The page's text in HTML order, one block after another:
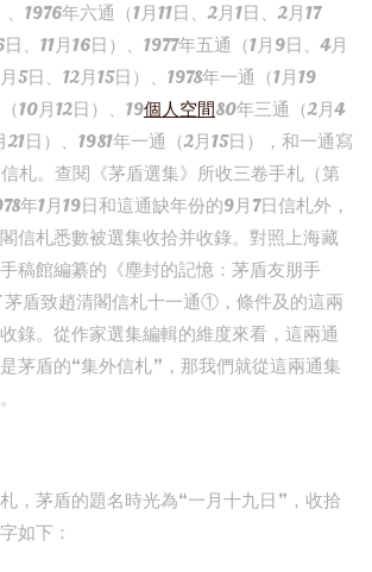
1976年六通（1月11日、2月1日、2月17
、11月16日）、1977年五通（1月9日、4月
5日、12月15日）、1978年一通（1月19
10月12日）、19個人空間80年三通（2月4
21日）、1981年一通（2月15日），和一通寫
札。查閱《茅盾選集》所收三卷手札（第
年1月19日和這通缺年份的9月7日信札外，
信札悉數被選集收拾并收錄。對照上海藏
稿館編纂的《塵封的記憶：茅盾友朋手
盾致趙清閣信札十一通①，條件及的這兩
錄。從作家選集編輯的維度來看，這兩通
茅盾的“集外信札”，那我們就從這兩通集
，茅盾的題名時光為“一月十九日”，收拾
如下：